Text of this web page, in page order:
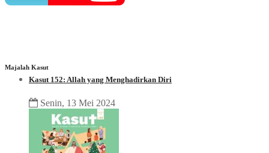
Majalah Kasut
Kasut 152: Allah yang Menghadirkan Diri
Senin, 13 Mei 2024